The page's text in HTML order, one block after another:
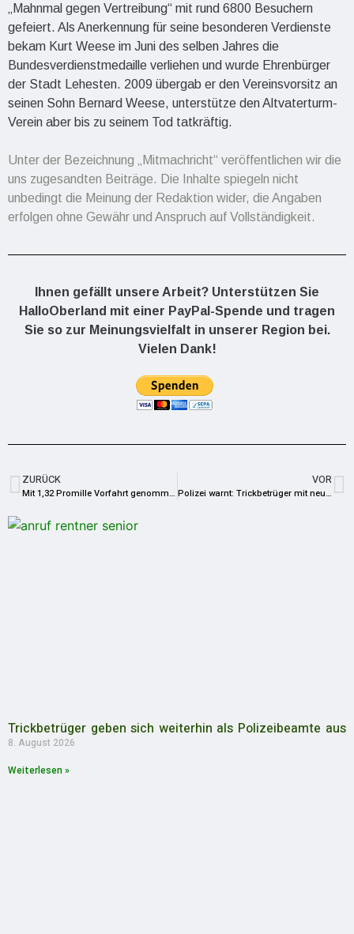
„Mahnmal gegen Vertreibung“ mit rund 6800 Besuchern
gefeiert. Als Anerkennung für seine besonderen Verdienste
bekam Kurt Weese im Juni des selben Jahres die
Bundesverdienstmedaille verliehen und wurde Ehrenbürger
der Stadt Lehesten. 2009 übergab er den Vereinsvorsitz an
seinen Sohn Bernard Weese, unterstütze den Altvaterturm-
Verein aber bis zu seinem Tod tatkräftig.
Unter der Bezeichnung „Mitmachricht“ veröffentlichen wir die
uns zugesandten Beiträge. Die Inhalte spiegeln nicht
unbedingt die Meinung der Redaktion wider, die Angaben
erfolgen ohne Gewähr und Anspruch auf Vollständigkeit.
Ihnen gefällt unsere Arbeit? Unterstützen Sie
HalloOberland mit einer PayPal-Spende und tragen
Sie so zur Meinungsvielfalt in unserer Region bei.
Vielen Dank!
ZURÜCK
Mit 1,32 Promille Vorfahrt genommen
VOR
Polizei warnt: Trickbetrüger mit neuer Masche
Trickbetrüger geben sich weiterhin als Polizeibeamte aus
8. August 2026
Weiterlesen »